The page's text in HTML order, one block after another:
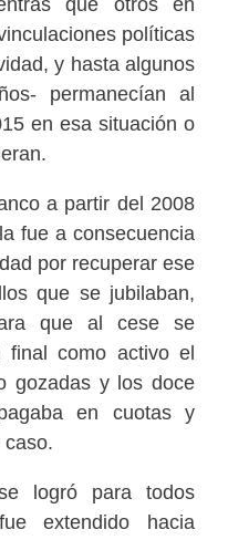
que otros en
políticas
y hasta algunos
permanecían al
en esa situación o
a partir del 2008
fue a consecuencia
por recuperar ese
que se jubilaban,
que al cese se
final como activo el
gozadas y los doce
en cuotas y
caso.
logró para todos
extendido hacia